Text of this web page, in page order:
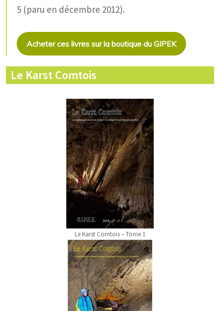
5 (paru en décembre 2012).
Acheter ces livres sur la boutique du GIPEK
Le Karst Comtois
Le Karst Comtois – Tome 1